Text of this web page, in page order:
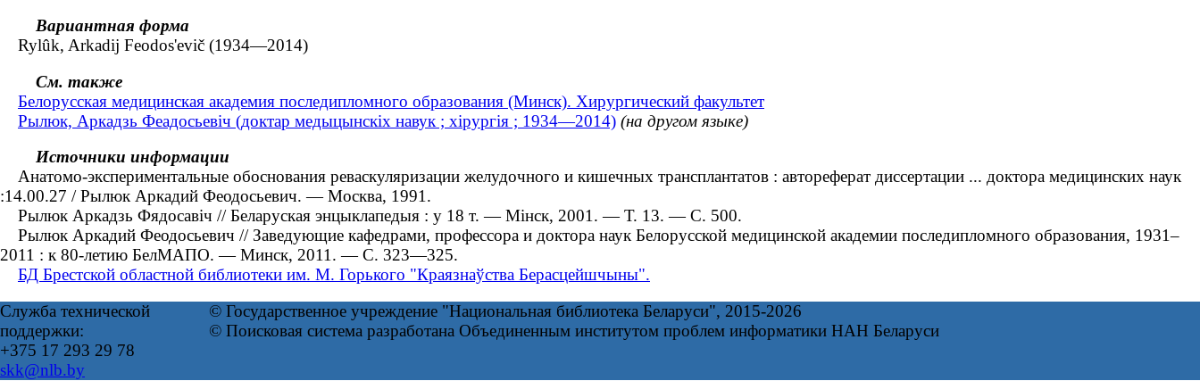
Вариантная форма
Rylûk, Arkadij Feodos'evič (1934—2014)
См. также
Белорусская медицинская академия последипломного образования (Минск). Хирургический факультет
Рылюк, Аркадзь Феадосьевіч (доктар медыцынскіх навук ; хірургія ; 1934—2014) (на другом языке)
Источники информации
Анатомо-экспериментальные обоснования реваскуляризации желудочного и кишечных трансплантатов : автореферат диссертации ... доктора медицинских наук
:14.00.27 / Рылюк Аркадий Феодосьевич. — Москва, 1991.
Рылюк Аркадзь Фядосавіч // Беларуская энцыклапедыя : у 18 т. — Мінск, 2001. — Т. 13. — С. 500.
Рылюк Аркадий Феодосьевич // Заведующие кафедрами, профессора и доктора наук Белорусской медицинской академии последипломного образования, 1931–
2011 : к 80-летию БелМАПО. — Минск, 2011. — С. 323—325.
БД Брестской областной библиотеки им. М. Горького "Краязнаўства Берасцейшчыны".
Служба технической
поддержки:
+375 17 293 29 78
skk@nlb.by
© Государственное учреждение "Национальная библиотека Беларуси", 2015-2026
© Поисковая система разработана Объединенным институтом проблем информатики НАН Беларуси